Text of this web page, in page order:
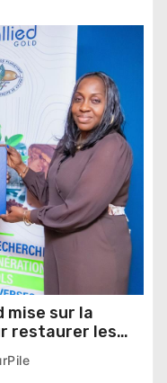
mise sur la
restaurer les